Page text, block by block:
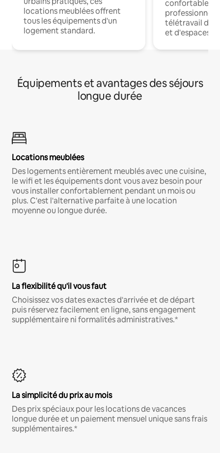
locations meublées offrent
tous les équipements d'un
logement standard.
confortables
professionnels
télétravail
et d'espaces
Équipements et avantages des séjours
longue durée
Locations meublées
Des logements entièrement meublés avec une cuisine,
le wifi et les équipements dont vous avez besoin pour
vous installer confortablement pendant un mois ou
plus. C'est l'alternative parfaite à une location
moyenne ou longue durée.
La flexibilité qu'il vous faut
Choisissez vos dates exactes d'arrivée et de départ
puis réservez facilement en ligne, sans engagement
supplémentaire ni formalités administratives.*
La simplicité du prix au mois
Des prix spéciaux pour les locations de vacances
longue durée et un paiement mensuel unique sans frais
supplémentaires.*